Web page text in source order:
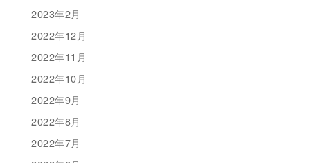
2023年2月
2022年12月
2022年11月
2022年10月
2022年9月
2022年8月
2022年7月